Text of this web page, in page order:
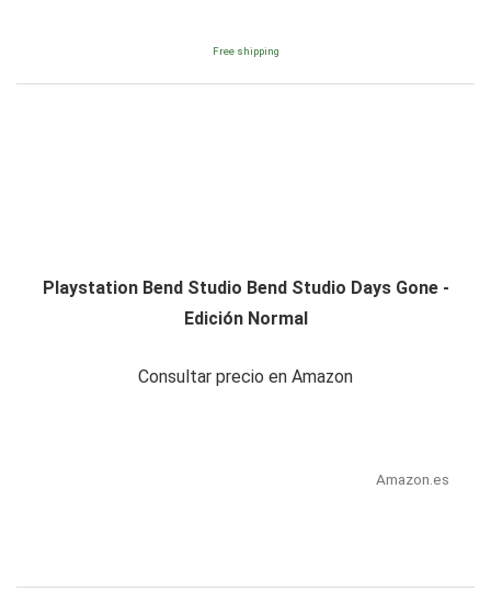
Free shipping
Playstation Bend Studio Bend Studio Days Gone -
Edición Normal
Consultar precio en Amazon
Amazon.es